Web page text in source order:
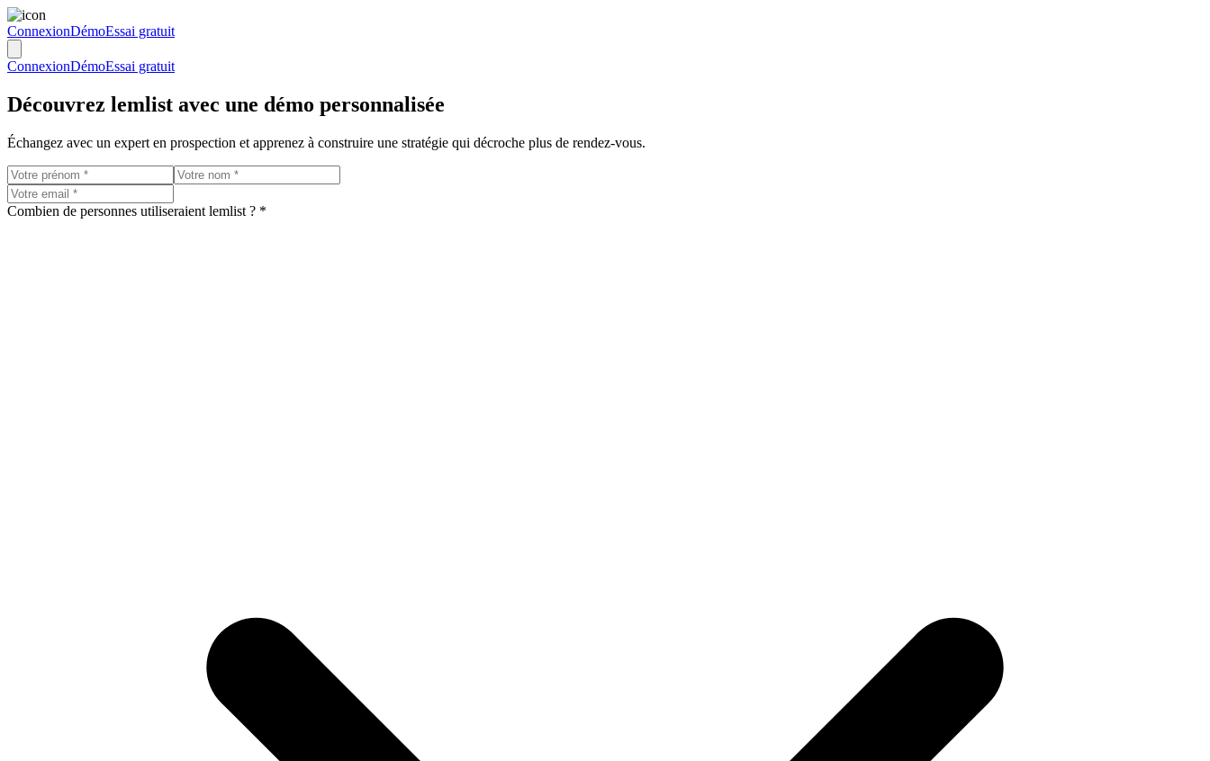
ConnexionDémoEssai gratuit
ConnexionDémoEssai gratuit
Découvrez lemlist avec une démo personnalisée
Échangez avec un expert en prospection et apprenez à construire une stratégie qui décroche plus de rendez-vous.
Combien de personnes utiliseraient lemlist ? *